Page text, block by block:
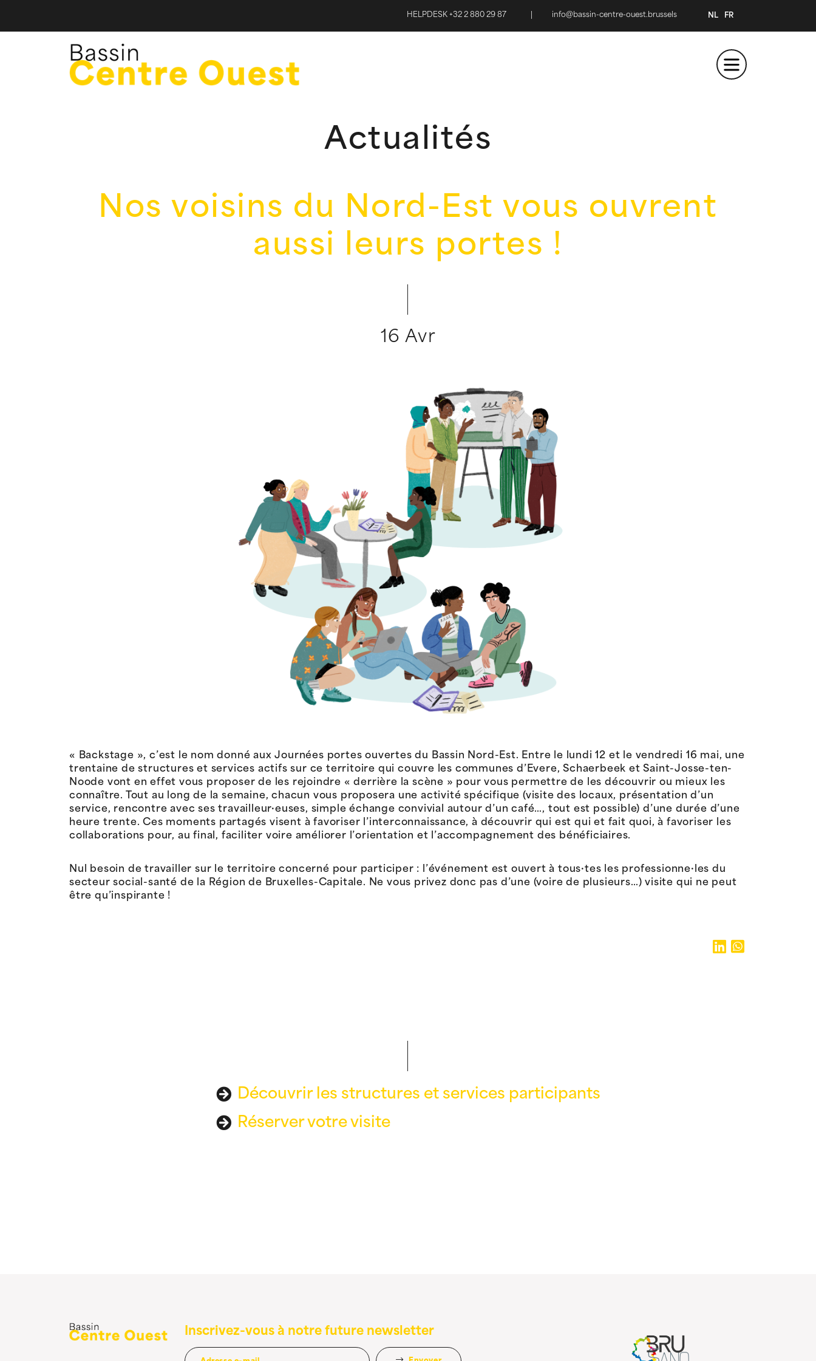
HELPDESK +32 2 880 29 87 info@bassin-centre-ouest.brussels NL FR
Actualités
Nos voisins du Nord-Est vous ouvrent
aussi leurs portes !
16 Avr
« Backstage », c’est le nom donné aux Journées portes ouvertes du Bassin Nord-Est. Entre le lundi 12 et le vendredi 16 mai, une
trentaine de structures et services actifs sur ce territoire qui couvre les communes d’Evere, Schaerbeek et Saint-Josse-ten-
Noode vont en effet vous proposer de les rejoindre « derrière la scène » pour vous permettre de les découvrir ou mieux les
connaître. Tout au long de la semaine, chacun vous proposera une activité spécifique (visite des locaux, présentation d’un
service, rencontre avec ses travailleur·euses, simple échange convivial autour d’un café…, tout est possible) d’une durée d’une
heure trente. Ces moments partagés visent à favoriser l’interconnaissance, à découvrir qui est qui et fait quoi, à favoriser les
collaborations pour, au final, faciliter voire améliorer l’orientation et l’accompagnement des bénéficiaires.
Nul besoin de travailler sur le territoire concerné pour participer : l’événement est ouvert à tous·tes les professionne·les du
secteur social-santé de la Région de Bruxelles-Capitale. Ne vous privez donc pas d’une (voire de plusieurs…) visite qui ne peut
être qu’inspirante !
Découvrir les structures et services participants
Réserver votre visite
Inscrivez-vous à notre future newsletter